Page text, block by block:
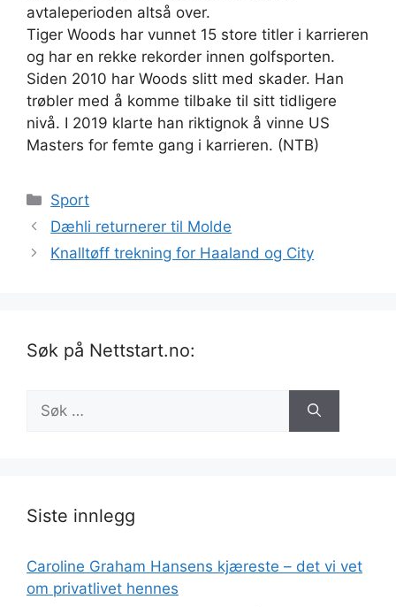
avtaleperioden altså over.
Tiger Woods har vunnet 15 store titler i karrieren
og har en rekke rekorder innen golfsporten.
Siden 2010 har Woods slitt med skader. Han
trøbler med å komme tilbake til sitt tidligere
nivå. I 2019 klarte han riktignok å vinne US
Masters for femte gang i karrieren. (NTB)
Kategorier
Sport
Dæhli returnerer til Molde
Knalltøff trekning for Haaland og City
Søk på Nettstart.no:
etter:
Siste innlegg
Caroline Graham Hansens kjæreste – det vi vet
om privatlivet hennes